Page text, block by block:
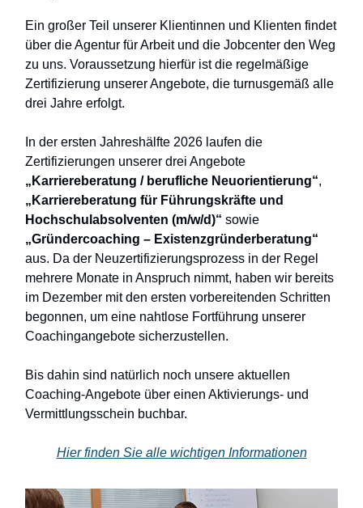
Ein großer Teil unserer Klientinnen und Klienten findet
über die Agentur für Arbeit und die Jobcenter den Weg
zu uns. Voraussetzung hierfür ist die regelmäßige
Zertifizierung unserer Angebote, die turnusgemäß alle
drei Jahre erfolgt.
In der ersten Jahreshälfte 2026 laufen die
Zertifizierungen unserer drei Angebote
„Karriereberatung / berufliche Neuorientierung“,
„Karriereberatung für Führungskräfte und
Hochschulabsolventen (m/w/d)“ sowie
„Gründercoaching – Existenzgründerberatung“
aus. Da der Neuzertifizierungsprozess in der Regel
mehrere Monate in Anspruch nimmt, haben wir bereits
im Dezember mit den ersten vorbereitenden Schritten
begonnen, um eine nahtlose Fortführung unserer
Coachingangebote sicherzustellen.
Bis dahin sind natürlich noch unsere aktuellen
Coaching-Angebote über einen Aktivierungs- und
Vermittlungsschein buchbar.
Hier finden Sie alle wichtigen Informationen